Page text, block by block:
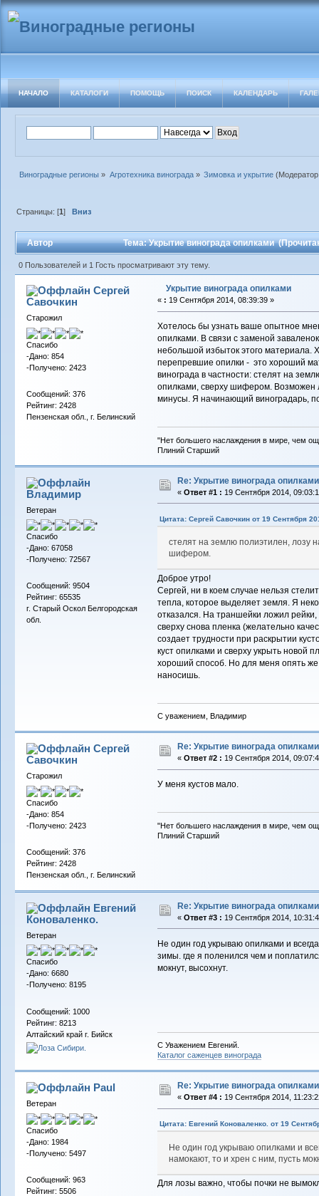
НАЧАЛО КАТАЛОГИ ПОМОЩЬ ПОИСК КАЛЕНДАРЬ
Виноградные регионы » Агротехника винограда» Зимовка и укрытие
Страницы: [1] Вниз
Автор Тема: Укрытие винограда опилками
0 Пользователей и 1 Гость просматривают эту тему.
Сергей
Савочкин
Старожил
Спасибо
-Дано: 854
-Получено: 2423
Сообщений: 376
Рейтинг: 2428
Пензенская обл., г. Белинский
Укрытие винограда опилками
« : 19 Сентября 2014, 08:39:39 »
Хотелось бы узнать ваше опытное
опилками. В связи с заменой
небольшой избыток этого материала.
перепревшие опилки - это хороший
винограда в частности: стелят на
опилками, сверху шифером. Возможен
минусы. Я начинающий виноградарь,
"Нет большего наслаждения в мире, чем
Плиний Старший
Владимиp
Ветеран
Спасибо
-Дано: 67058
-Получено: 72567
Сообщений: 9504
Рейтинг: 65535
г. Старый Оскол Белгородская
обл.
Re: Укрытие винограда опилками
« Ответ #1 : 19 Сентября 2014,
Цитата: Сергей Савочкин от 19 Сентября
стелят на землю полиэтилен, лозу
шифером.
Доброе утро!
Сергей, ни в коем случае нельзя
тепла, которое выделяет земля. Я
отказался. На траншейки ложил
сверху снова пленка (желательно
создает трудности при раскрытии
куст опилками и сверху укрыть новой
хороший способ. Но для меня опять
наносишь.
С уважением, Владимир
Сергей
Савочкин
Старожил
Спасибо
-Дано: 854
-Получено: 2423
Сообщений: 376
Рейтинг: 2428
Пензенская обл., г. Белинский
Re: Укрытие винограда опилками
« Ответ #2 : 19 Сентября 2014,
У меня кустов мало.
"Нет большего наслаждения в мире, чем
Плиний Старший
Евгений
Коноваленко.
Ветеран
Спасибо
-Дано: 6680
-Получено: 8195
Сообщений: 1000
Рейтинг: 8213
Алтайский край г. Бийск
Re: Укрытие винограда опилками
« Ответ #3 : 19 Сентября 2014,
Не один год укрываю опилками и
зимы. где я поленился чем и
мокнут, высохнут.
С Уважением Евгений.
Каталог саженцев винограда
Paul
Ветеран
Спасибо
-Дано: 1984
-Получено: 5497
Сообщений: 963
Рейтинг: 5506
Re: Укрытие винограда опилками
« Ответ #4 : 19 Сентября 2014,
Цитата: Евгений Коноваленко. от 19
Не один год укрываю опилками и
намокают, то и хрен с ним, пусть
Для лозы важно, чтобы почки не